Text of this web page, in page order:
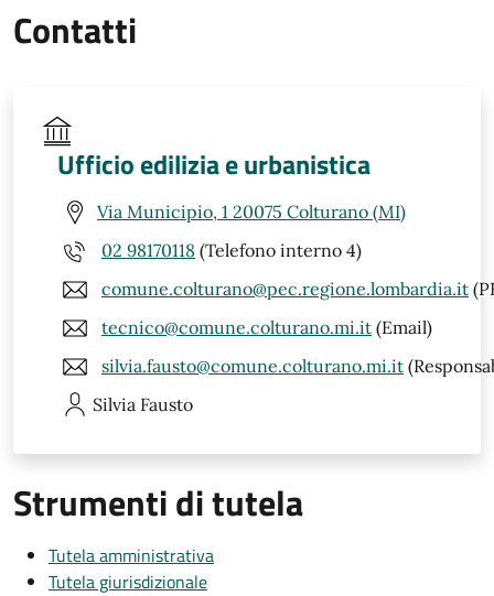
Contatti
Ufficio edilizia e urbanistica
Via Municipio, 1 20075 Colturano (MI)
02 98170118 (Telefono interno 4)
comune.colturano@pec.regione.lombardia.it
tecnico@comune.colturano.mi.it (Email)
silvia.fausto@comune.colturano.mi.it
Silvia Fausto
Strumenti di tutela
Tutela amministrativa
Tutela giurisdizionale